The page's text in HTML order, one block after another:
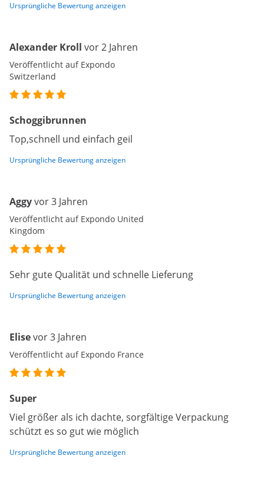
Ursprüngliche Bewertung anzeigen
Alexander Kroll vor 2 Jahren
Veröffentlicht auf Expondo
Switzerland
Schoggibrunnen
Top,schnell und einfach geil
Ursprüngliche Bewertung anzeigen
Aggyvor 3 Jahren
Veröffentlicht auf Expondo United
Kingdom
Sehr gute Qualität und schnelle Lieferung
Ursprüngliche Bewertung anzeigen
Elisevor 3 Jahren
Veröffentlicht auf Expondo France
Super
Viel größer als ich dachte, sorgfältige Verpackung
schützt es so gut wie möglich
Ursprüngliche Bewertung anzeigen